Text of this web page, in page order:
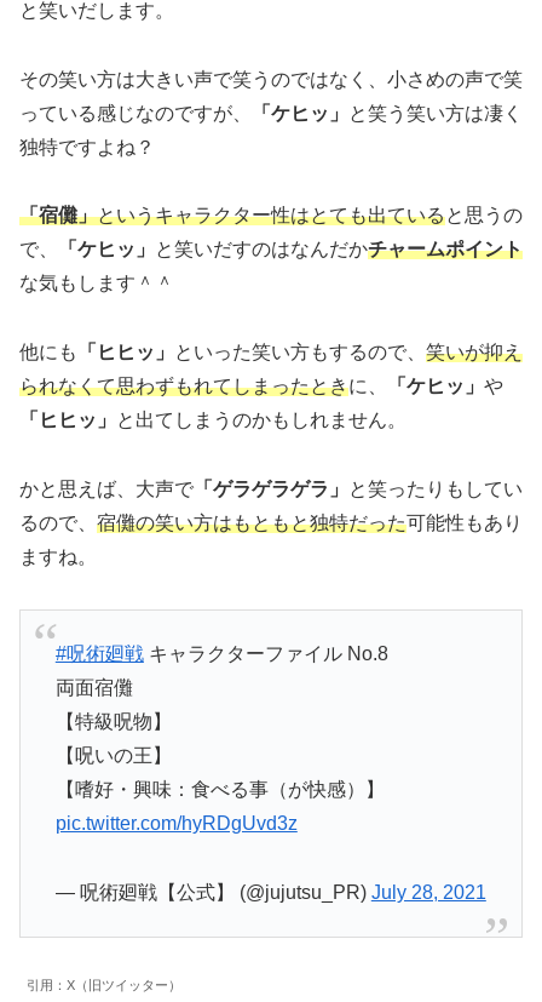
と笑いだします。
その笑い方は大きい声で笑うのではなく、小さめの声で笑
っている感じなのですが、
「ケヒッ」
と笑う笑い方は凄く
独特ですよね？
「宿儺」というキャラクター性はとても出ていると思うの
で、
「ケヒッ」 と笑いだすのはなんだかチャームポイント
な気もします＾＾
他にも 「ヒヒッ」 といった笑い方もするので、 笑いが抑え
られなくて思わずもれてしまったときに、 「ケヒッ」 や
「ヒヒッ」
と出てしまうのかもしれません。
かと思えば、大声で 「ゲラゲラゲラ」
と笑ったりもしてい
るので、 宿儺の笑い方はもともと独特だった可能性もあり
ますね。
#呪術廻戦キャラクターファイル No.8
両面宿儺
【特級呪物】
【呪いの王】
【嗜好・興味：食べる事（が快感）】
pic.twitter.com/hyRDgUvd3z
— 呪術廻戦【公式】 (@jujutsu_PR) July 28, 2021
引用：X（旧ツイッター）